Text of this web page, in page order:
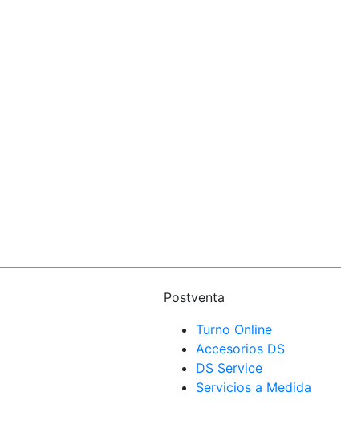
Postventa
Turno Online
Accesorios DS
DS Service
Servicios a Medida